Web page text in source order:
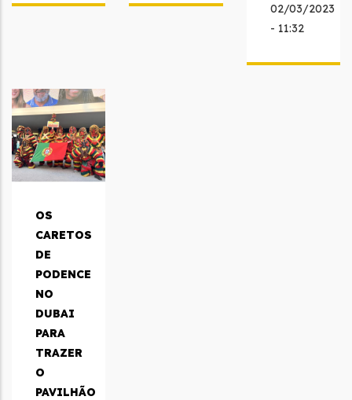
02/03/2023
- 11:32
OS
CARETOS
DE
PODENCE
NO
DUBAI
PARA
TRAZER
O
PAVILHÃO